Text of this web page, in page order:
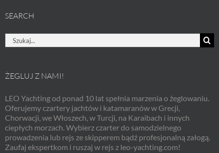
SEARCH
Szukaj
ŻEGLUJ Z NAMI!
LEO Yachting od ponad 10 lat spełnia marzenia o żeglowaniu.
Oferujemy czartery jachtów i katamaranów w Grecji,
Chorwacji, we Włoszech, w Turcji, na Karaibach i innych
ciepłych morzach. Wybierz czarter do samodzielnego
prowadzenia lub rejs ze skipperem bądź profesjonalną załogą.
Zaufaj ekspertkom i ruszaj w rejs z leo-yachting.com!